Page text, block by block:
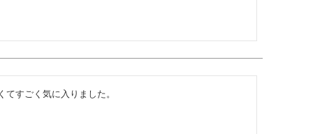
すごく気に入りました。